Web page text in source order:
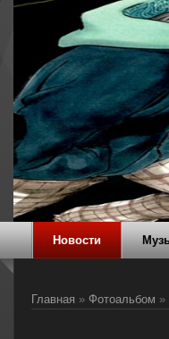
Новости
Главная » Фотоальбом »